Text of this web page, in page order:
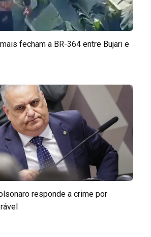
fecham a BR-364 entre Bujari e
responde a crime por